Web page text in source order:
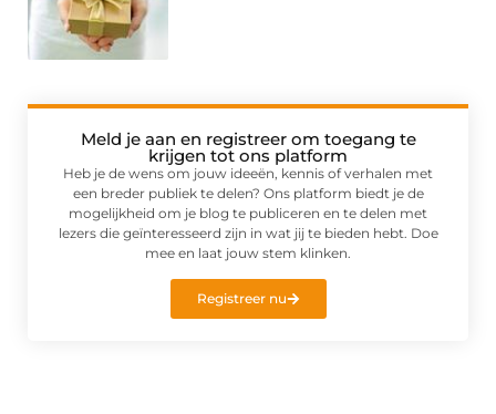
Meld je aan en registreer om toegang te
krijgen tot ons platform
Heb je de wens om jouw ideeën, kennis of verhalen met
een breder publiek te delen? Ons platform biedt je de
mogelijkheid om je blog te publiceren en te delen met
lezers die geïnteresseerd zijn in wat jij te bieden hebt. Doe
mee en laat jouw stem klinken.
Registreer nu